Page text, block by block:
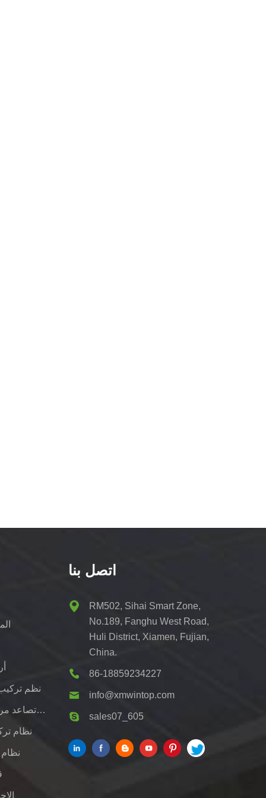
نظم
قوس تصاعد مرآب للطاقة الشمسية السكنية
نظام
اتصل بنا
RM502, Sihai Smart Zone,
No.189, Fanghu West Road,
Huli District, Xiamen, Fujian,
China.
86-18859234227
info@xmwintop.com
sales07_605